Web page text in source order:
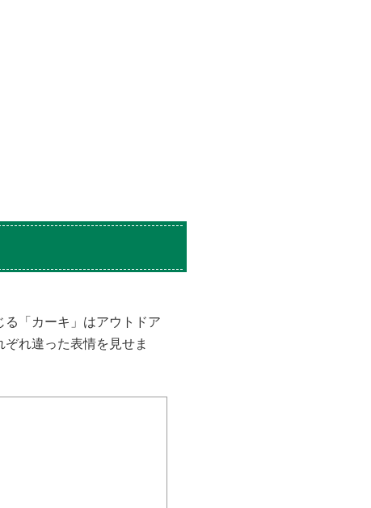
「カーキ」はアウトドア
れ違った表情を見せま